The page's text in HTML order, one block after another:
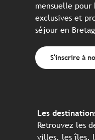
mensuelle
exclusives et
séjour en
S'inscrire à
Les
Retrouvez les
villes, les îles,